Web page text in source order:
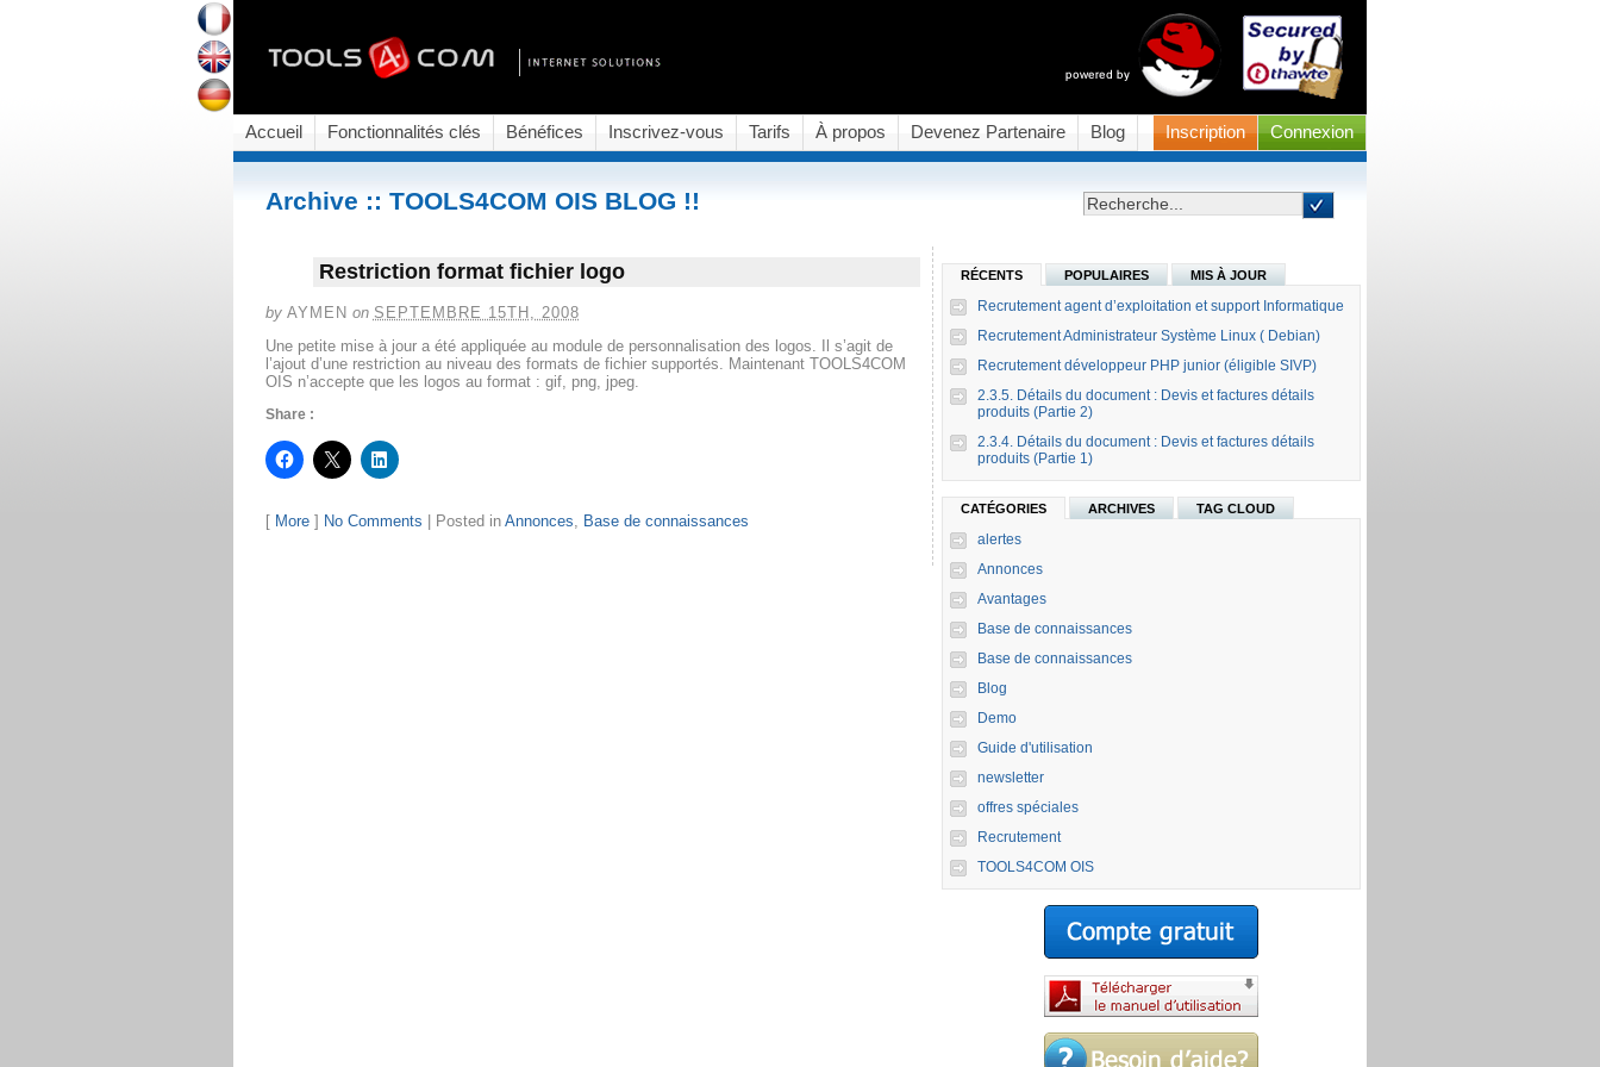
Connexion
Inscription
Accueil Fonctionnalités clés Bénéfices Inscrivez-vous Tarifs À propos Devenez Partenaire Blog
Archive :: TOOLS4COM OIS BLOG !!
Restriction format fichier logo
by AYMEN on SEPTEMBRE 15TH, 2008
Une petite mise à jour a été appliquée au module de personnalisation des logos. Il s’agit de
l’ajout d’une restriction au niveau des formats de fichier supportés. Maintenant TOOLS4COM
OIS n’accepte que les logos au format : gif, png, jpeg.
Share :
[More ] No Comments | Posted in Annonces Base de connaissances
RÉCENTS POPULAIRES MIS À JOUR
Recrutement agent d’exploitation et support Informatique
Recrutement Administrateur Système Linux ( Debian)
Recrutement développeur PHP junior (éligible SIVP)
2.3.5. Détails du document : Devis et factures détails
produits (Partie 2)
2.3.4. Détails du document : Devis et factures détails
produits (Partie 1)
CATÉGORIES ARCHIVES TAG CLOUD
alertes
Annonces
Avantages
Base de connaissances
Base de connaissances
Blog
Demo
Guide d'utilisation
newsletter
offres spéciales
Recrutement
TOOLS4COM OIS